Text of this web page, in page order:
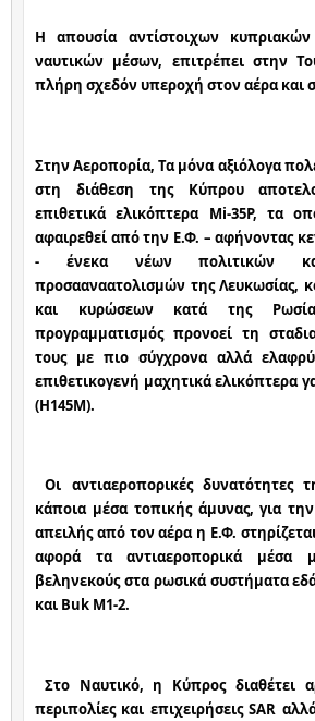
Η απουσία αντίστοιχων
ναυτικών μέσων, επιτρέπει στην
πλήρη σχεδόν υπεροχή στον αέρα και
Στην Αεροπορία, Τα μόνα αξιόλογα
στη διάθεση της Κύπρου
επιθετικά ελικόπτερα Mi-35P, τα
αφαιρεθεί από την Ε.Φ. – αφήνοντας
- ένεκα νέων πολιτικών και
προσααναατολισμών της Λευκωσίας,
και κυρώσεων κατά της
προγραμματισμός προνοεί τη
τους με πιο σύγχρονα αλλά
επιθετικογενή μαχητικά ελικόπτερα
(H145M).
Οι αντιαεροπορικές δυνατότητες
κάποια μέσα τοπικής άμυνας, για
απειλής από τον αέρα η Ε.Φ.
αφορά τα αντιαεροπορικά μέσα
βεληνεκούς στα ρωσικά συστήματα
και Buk Μ1-2.
Στο Ναυτικό, η Κύπρος διαθέτει
περιπολίες και επιχειρήσεις SAR